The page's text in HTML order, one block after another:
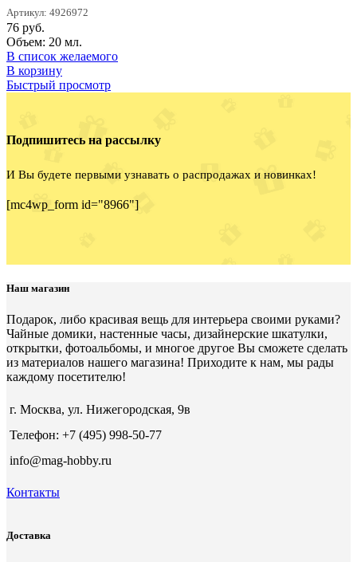
Артикул: 4926972
76 руб.
Объем: 20 мл.
В список желаемого
В корзину
Быстрый просмотр
Подпишитесь на рассылку
И Вы будете первыми узнавать о распродажах и новинках!
[mc4wp_form id="8966"]
Наш магазин
Подарок, либо красивая вещь для интерьера своими руками?
Чайные домики, настенные часы, дизайнерские шкатулки,
открытки, фотоальбомы, и многое другое Вы сможете сделать
из материалов нашего магазина! Приходите к нам, мы рады
каждому посетителю!
г. Москва, ул. Нижегородская, 9в
Телефон: +7 (495) 998-50-77
info@mag-hobby.ru
Контакты
Доставка